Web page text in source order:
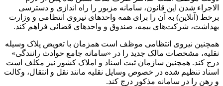
الاجراء شدن این قانون، سامانه مزبور را راه اندازی و دسترسی
برخط (آنلاین) به آن را برای همه واحدهای نیروی انتظامی و وزارت
بهداشت، شرکت‌های بیمه، صندوق و واحدهای قضائی فراهم کند.
همچنین نیروی انتظامی موظف است همزمان با تعویض پلاک وسیله
نقلیه، مشخصات مالک جدید را در «سامانه جامع حوادث رانندگی»
درج کند. همچنین سازمان ثبت اسناد و املاک کشور نیز مکلف است
اسناد تنظیم شده در خصوص وسایل نقلیه مانند نقل و انتقال، وکالت
و رهن را در سامانه مذکور درج کند.